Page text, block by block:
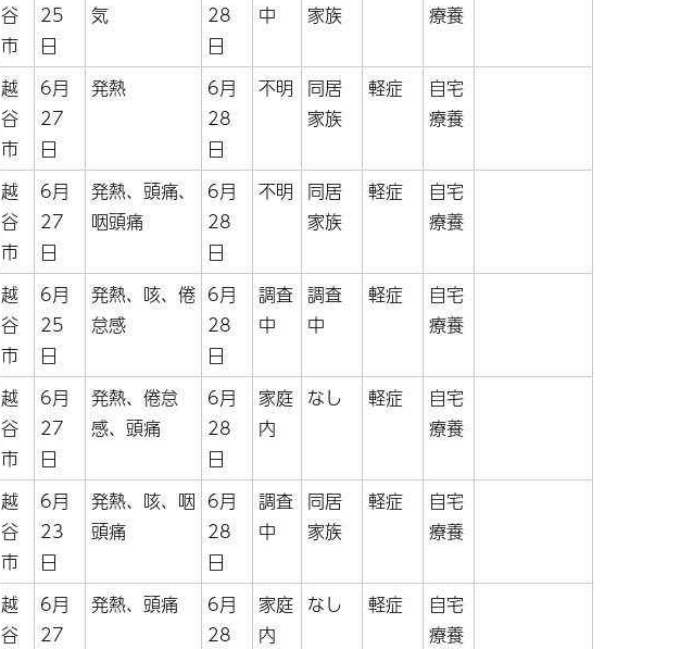
谷
市
25
日
気
28
日
中
家族
療養
越
谷
市
6月
27
日
発熱
6月
28
日
不明 同居
家族
軽症
自宅
療養
越
谷
市
6月
27
日
発熱、頭痛、
咽頭痛
6月
28
日
不明 同居
家族
軽症
自宅
療養
越
谷
市
6月
25
日
発熱、咳、倦
怠感
6月
28
日
調査
中
調査
中
軽症
自宅
療養
越
谷
市
6月
27
日
発熱、倦怠
感、頭痛
6月
28
日
家庭
内
なし 軽症
自宅
療養
越
谷
市
6月
23
日
発熱、咳、咽
頭痛
6月
28
日
調査
中
同居
家族
軽症
自宅
療養
越
谷
6月
27
発熱、頭痛
6月
28
家庭
内
なし 軽症
自宅
療養